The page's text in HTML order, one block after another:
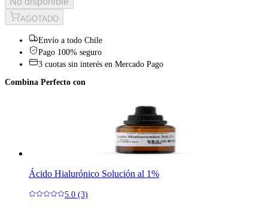
AGOTADO
Envío a todo Chile
Pago 100% seguro
3 cuotas sin interés en Mercado Pago
Combina Perfecto con
Ácido Hialurónico Solución al 1%
5.0 (3)